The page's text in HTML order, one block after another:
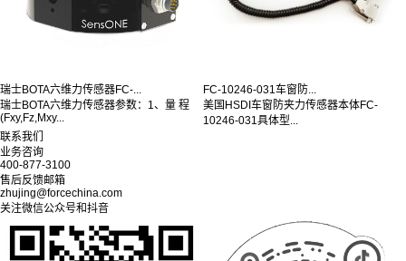
瑞士BOTA六维力传感器FC-...
瑞士BOTA六维力传感器参数：1、量 程
(Fxy,Fz,Mxy...
FC-10246-031车窗防...
美国HSDI车窗防夹力传感器本体FC-
10246-031具体型...
联系我们
业务咨询
400-877-3100
售后反馈邮箱
zhujing@forcechina.com
关注微信公众号和抖音